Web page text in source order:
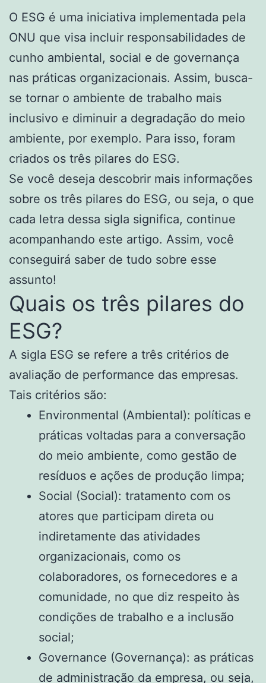
O ESG é uma iniciativa implementada pela
ONU que visa incluir responsabilidades de
cunho ambiental, social e de governança
nas práticas organizacionais. Assim, busca-
se tornar o ambiente de trabalho mais
inclusivo e diminuir a degradação do meio
ambiente, por exemplo. Para isso, foram
criados os três pilares do ESG.
Se você deseja descobrir mais informações
sobre os três pilares do ESG, ou seja, o que
cada letra dessa sigla significa, continue
acompanhando este artigo. Assim, você
conseguirá saber de tudo sobre esse
assunto!
Quais os três pilares do
ESG?
A sigla ESG se refere a três critérios de
avaliação de performance das empresas.
Tais critérios são:
Environmental (Ambiental): políticas e
práticas voltadas para a conversação
do meio ambiente, como gestão de
resíduos e ações de produção limpa;
Social (Social): tratamento com os
atores que participam direta ou
indiretamente das atividades
organizacionais, como os
colaboradores, os fornecedores e a
comunidade, no que diz respeito às
condições de trabalho e a inclusão
social;
Governance (Governança): as práticas
de administração da empresa, ou seja,